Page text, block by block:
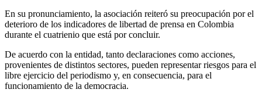
En su pronunciamiento, la asociación reiteró su preocupación por el
deterioro de los indicadores de libertad de prensa en Colombia
durante el cuatrienio que está por concluir.
De acuerdo con la entidad, tanto declaraciones como acciones,
provenientes de distintos sectores, pueden representar riesgos para el
libre ejercicio del periodismo y, en consecuencia, para el
funcionamiento de la democracia.